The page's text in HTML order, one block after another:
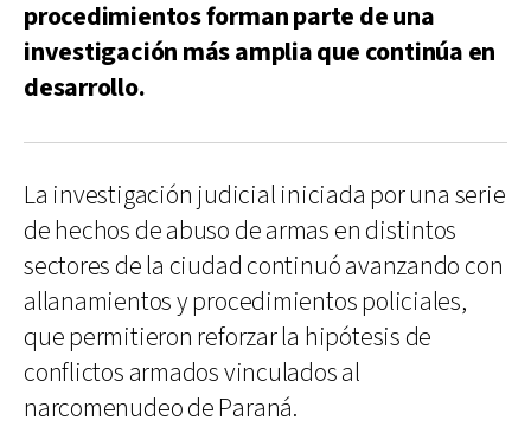
procedimientos forman parte de una
investigación más amplia que continúa en
desarrollo.
La investigación judicial iniciada por una serie
de hechos de abuso de armas en distintos
sectores de la ciudad continuó avanzando con
allanamientos y procedimientos policiales,
que permitieron reforzar la hipótesis de
conflictos armados vinculados al
narcomenudeo de Paraná.